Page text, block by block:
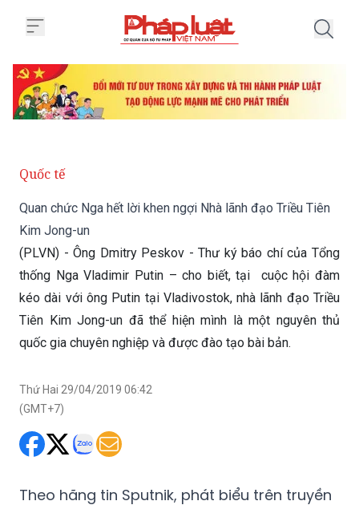
Quốc tế
Quan chức Nga hết lời khen ngợi Nhà lãnh đạo Triều Tiên
Kim Jong-un
(PLVN) - Ông Dmitry Peskov - Thư ký báo chí của Tổng
thống Nga Vladimir Putin – cho biết, tại cuộc hội đàm
kéo dài với ông Putin tại Vladivostok, nhà lãnh đạo Triều
Tiên Kim Jong-un đã thể hiện mình là một nguyên thủ
quốc gia chuyên nghiệp và được đào tạo bài bản.
Thứ Hai 29/04/2019 06:42
(GMT+7)
Theo hãng tin Sputnik, phát biểu trên truyền